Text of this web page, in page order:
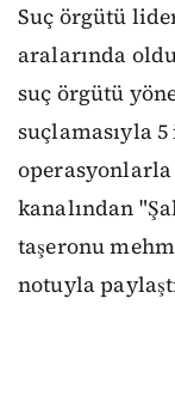
Suç örgütü
aralarında
suç örgütü
suçlamasıyla
kanalından
taşeronu
notuyla